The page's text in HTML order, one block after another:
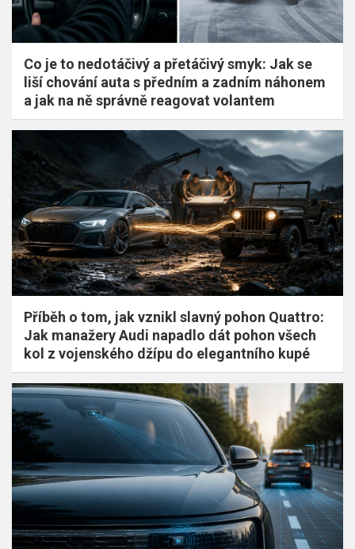
Co je to nedotáčivý a přetáčivý smyk: Jak se
liší chování auta s předním a zadním náhonem
a jak na ně správně reagovat volantem
Příběh o tom, jak vznikl slavný pohon Quattro:
Jak manažery Audi napadlo dát pohon všech
kol z vojenského džípu do elegantního kupé